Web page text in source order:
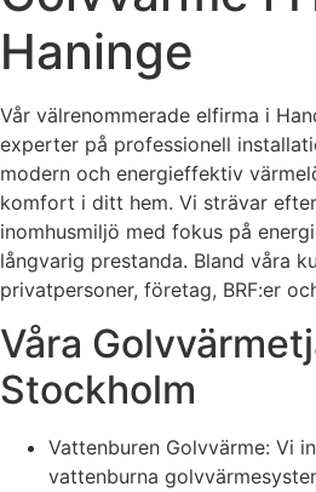
Haninge
Vår välrenommerade elfirma i
experter på professionell
modern och energieffektiv
komfort i ditt hem. Vi strävar
inomhusmiljö med fokus på
långvarig prestanda. Bland våra
privatpersoner, företag, BRF:er
Våra
Stockholm
Vattenburen Golvvärme: Vi
vattenburna